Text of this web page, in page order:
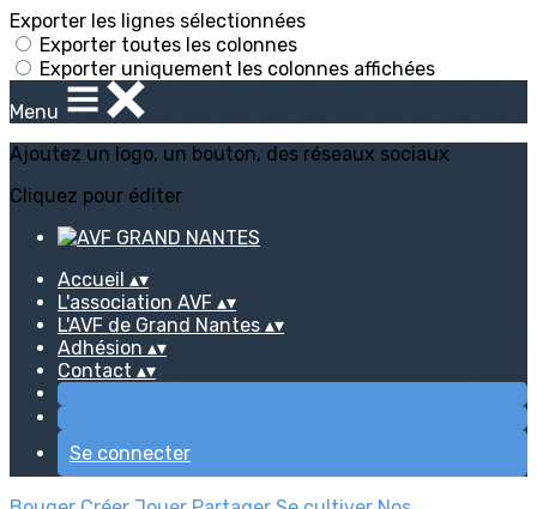
Exporter les lignes sélectionnées
Exporter toutes les colonnes
Exporter uniquement les colonnes affichées
Menu
Ajoutez un logo, un bouton, des réseaux sociaux
Cliquez pour éditer
Accueil ▴▾
L'association AVF ▴▾
L'AVF de Grand Nantes ▴▾
Adhésion ▴▾
Contact ▴▾
Se connecter